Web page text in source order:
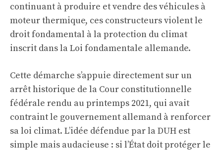
continuant à produire et vendre des véhicules à
moteur thermique, ces constructeurs violent le
droit fondamental à la protection du climat
inscrit dans la Loi fondamentale allemande.
Cette démarche s’appuie directement sur un
arrêt historique de la Cour constitutionnelle
fédérale rendu au printemps 2021, qui avait
contraint le gouvernement allemand à renforcer
sa loi climat. L’idée défendue par la DUH est
simple mais audacieuse : si l’État doit protéger le